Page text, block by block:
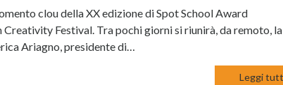
clou della XX edizione di Spot School Award
Festival. Tra pochi giorni si riunirà, da remoto,
Ariagno, presidente di…
Leggi